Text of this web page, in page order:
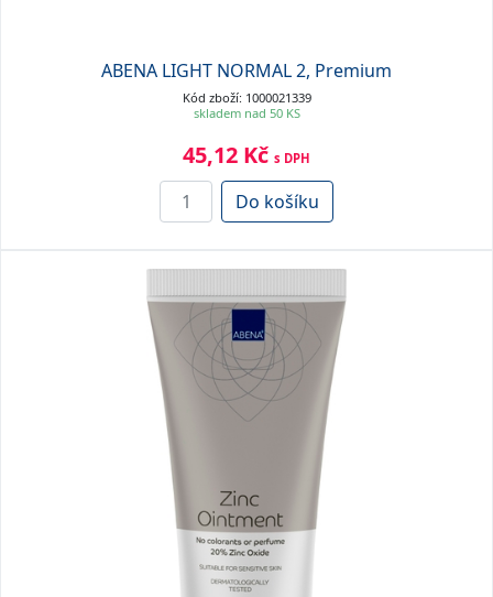
ABENA LIGHT NORMAL 2, Premium
Kód zboží: 1000021339
skladem nad 50 KS
45,12 Kč s DPH
Do košíku